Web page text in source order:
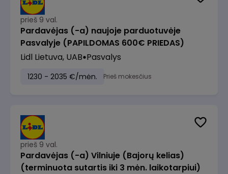
prieš 9 val.
Pardavėjas (-a) naujoje parduotuvėje
Pasvalyje (PAPILDOMAS 600€ PRIEDAS)
Lidl Lietuva, UAB Pasvalys
1230 - 2035 €/mėn. Prieš mokesčius
prieš 9 val.
Pardavėjas (-a) Vilniuje (Bajorų kelias)
(terminuota sutartis iki 3 mėn. laikotarpiui)